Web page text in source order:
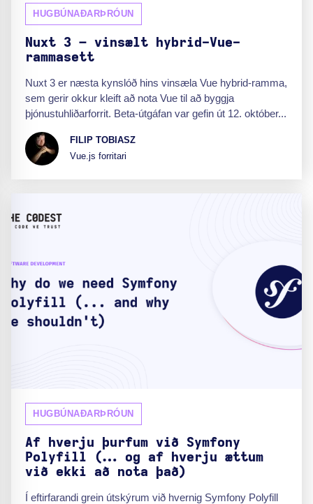
HUGBÚNAÐARÞRÓUN
Nuxt 3 – vinsælt hybrid-Vue-
rammasett
Nuxt 3 er næsta kynslóð hins vinsæla Vue hybrid-ramma,
sem gerir okkur kleift að nota Vue til að byggja
þjónustuhliðarforrit. Beta-útgáfan var gefin út 12. október...
FILIP TOBIASZ
Vue.js forritari
HUGBÚNAÐARÞRÓUN
Af hverju þurfum við Symfony
Polyfill (… og af hverju ættum
við ekki að nota það)
Í eftirfarandi grein útskýrum við hvernig Symfony Polyfill